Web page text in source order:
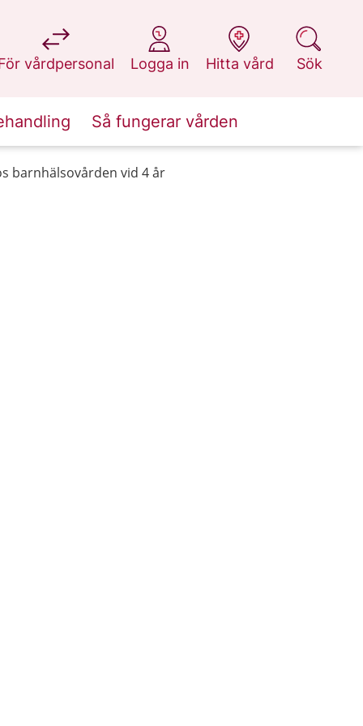
vårdpersonal
på 1177.se
Logga in
på 1177.se
Hitta vård
på 1177.se
Sök
på 1177.se
Så fungerar vården
barnhälsovården vid 4 år